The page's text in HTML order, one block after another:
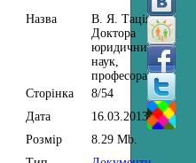
Назва
В. Я. Тація
Доктора
юридичних
наук,
професора
Сторінка
8/54
Дата
16.03.2013
Розмір
8.29 Mb.